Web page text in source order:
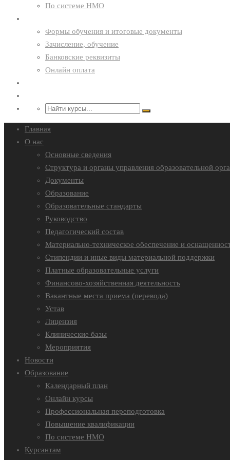
По системе НМО
Формы обучения и итоговые документы
Зачисление, обучение
Банковские реквизиты
Онлайн оплата
Главная
О нас
Основные сведения
Структура и органы управления образовательной
Документы
Образование
Образовательные стандарты
Руководство
Педагогический состав
Материально-техническое обеспечение и
Стипендии и иные виды материальной поддержки
Платные образовательные услуги
Финансово-хозяйственная деятельность
Вакантные места приема (перевода)
Устав
Лицензия
Клинические базы
Мероприятия
Новости
Образование
Календарный план
Онлайн курсы
Профессиональная переподготовка
Повышение квалификации
По системе НМО
Курсантам